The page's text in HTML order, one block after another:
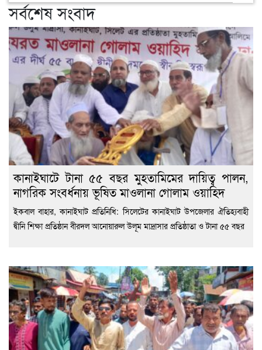
সর্বশেষ সংবাদ
কানাইঘাটে টানা ৫৫ বছর মুহতামিমের দায়িত্ব পালন,
নাগরিক সংবর্ধনায় ভূষিত মাওলানা গোলাম ওয়াহিদ
ইকবাল বাহার, কানাইঘাট প্রতিনিধি: সিলেটের কানাইঘাট উপজেলার ঐতিহ্যবাহী
দ্বীনি শিক্ষা প্রতিষ্ঠান বীরদল আনোয়ারুল উলূম মাদ্রাসার প্রতিষ্ঠাতা ও টানা ৫৫ বছর